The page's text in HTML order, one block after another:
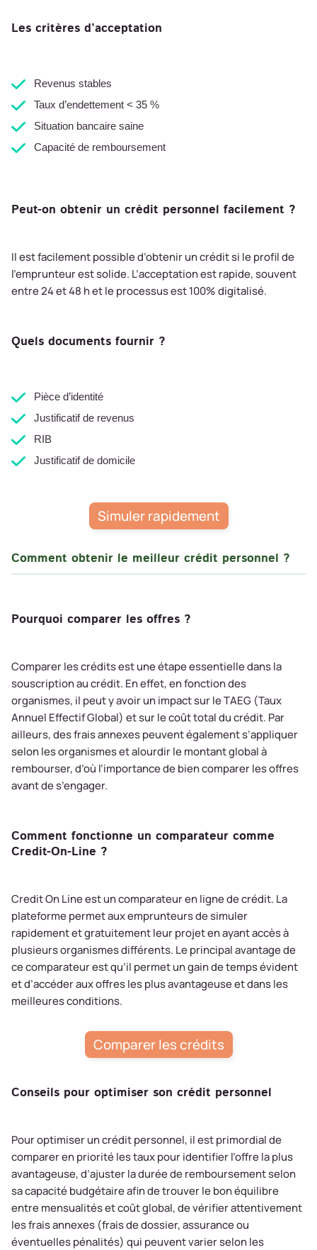
Les critères d’acceptation
Revenus stables
Taux d’endettement < 35 %
Situation bancaire saine
Capacité de remboursement
Peut-on obtenir un crédit personnel facilement ?
Il est facilement possible d’obtenir un crédit si le profil de
l’emprunteur est solide. L’acceptation est rapide, souvent
entre 24 et 48 h et le processus est 100% digitalisé.
Quels documents fournir ?
Pièce d’identité
Justificatif de revenus
RIB
Justificatif de domicile
Simuler rapidement
Comment obtenir le meilleur crédit personnel ?
Pourquoi comparer les offres ?
Comparer les crédits est une étape essentielle dans la
souscription au crédit. En effet, en fonction des
organismes, il peut y avoir un impact sur le TAEG (Taux
Annuel Effectif Global) et sur le coût total du crédit. Par
ailleurs, des frais annexes peuvent également s’appliquer
selon les organismes et alourdir le montant global à
rembourser, d’où l’importance de bien comparer les offres
avant de s’engager.
Comment fonctionne un comparateur comme
Credit-On-Line ?
Credit On Line est un comparateur en ligne de crédit. La
plateforme permet aux emprunteurs de simuler
rapidement et gratuitement leur projet en ayant accès à
plusieurs organismes différents. Le principal avantage de
ce comparateur est qu’il permet un gain de temps évident
et d’accéder aux offres les plus avantageuse et dans les
meilleures conditions.
Comparer les crédits
Conseils pour optimiser son crédit personnel
Pour optimiser un crédit personnel, il est primordial de
comparer en priorité les taux pour identifier l’offre la plus
avantageuse, d’ajuster la durée de remboursement selon
sa capacité budgétaire afin de trouver le bon équilibre
entre mensualités et coût global, de vérifier attentivement
les frais annexes (frais de dossier, assurance ou
éventuelles pénalités) qui peuvent varier selon les